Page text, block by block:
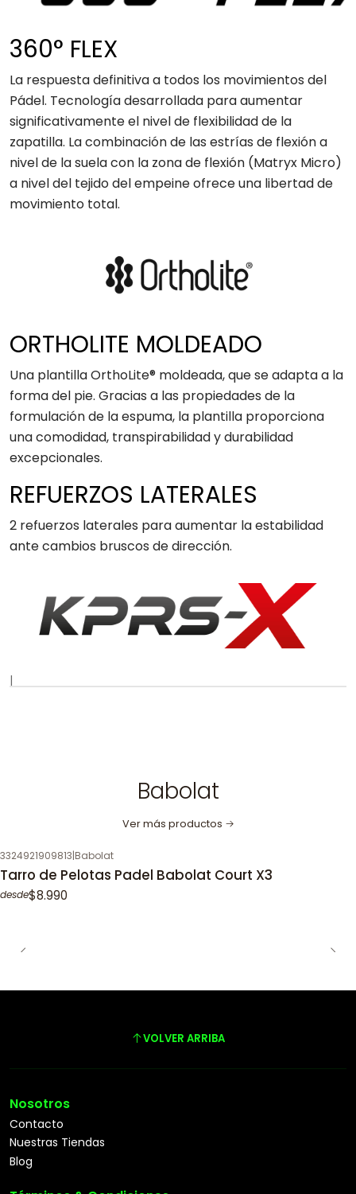
360° FLEX
La respuesta definitiva a todos los movimientos del
Pádel. Tecnología desarrollada para aumentar
significativamente el nivel de flexibilidad de la
zapatilla. La combinación de las estrías de flexión a
nivel de la suela con la zona de flexión (Matryx Micro)
a nivel del tejido del empeine ofrece una libertad de
movimiento total.
ORTHOLITE MOLDEADO
Una plantilla OrthoLite® moldeada, que se adapta a la
forma del pie. Gracias a las propiedades de la
formulación de la espuma, la plantilla proporciona
una comodidad, transpirabilidad y durabilidad
excepcionales.
REFUERZOS LATERALES
2 refuerzos laterales para aumentar la estabilidad
ante cambios bruscos de dirección.
|
Babolat
Ver más productos
3324921909813|Babolat
Tarro de Pelotas Padel Babolat Court X3
desde$8.990
VOLVER ARRIBA
Nosotros
Contacto
Nuestras Tiendas
Blog